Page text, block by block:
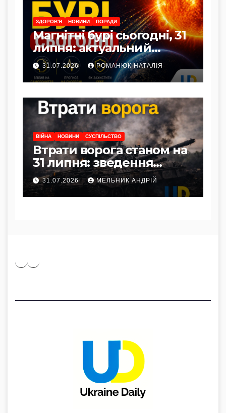
ЗДОРОВ'Я НОВИНИ ПОРАДИ
Магнітні бурі сьогодні, 31
липня: актуальний
прогноз та як захистити
здоров’я
31.07.2026 РОМАНЮК НАТАЛІЯ
ВІЙНА НОВИНИ СУСПІЛЬСТВО
Втрати ворога станом на
31 липня: зведення
Генштабу ЗСУ
31.07.2026 МЕЛЬНИК АНДРІЙ
Pinterest
Medium
Telegram